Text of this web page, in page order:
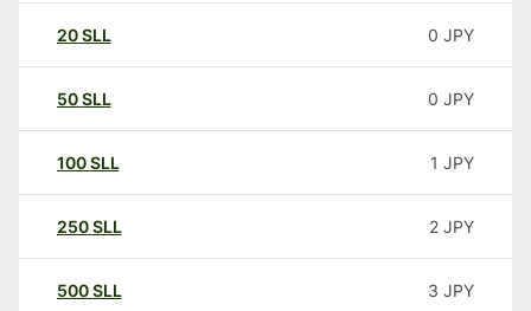
20SLL 0 JPY
50SLL 0 JPY
100SLL 1 JPY
250SLL 2 JPY
500SLL 3 JPY